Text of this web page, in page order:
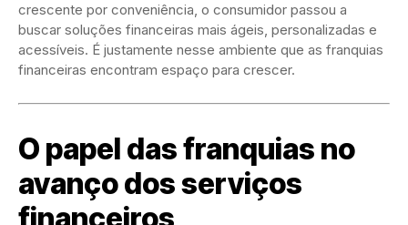
crescente por conveniência, o consumidor passou a
buscar soluções financeiras mais ágeis, personalizadas e
acessíveis. É justamente nesse ambiente que as franquias
financeiras encontram espaço para crescer.
O papel das franquias no
avanço dos serviços